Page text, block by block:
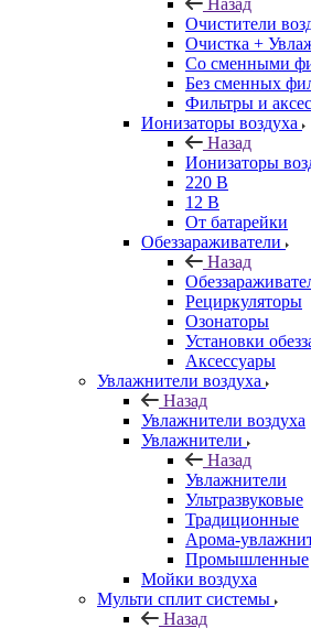
Назад
Очистители
Очистка +
Cо сменными
Без сменных
Фильтры и
Ионизаторы воздуха
Назад
Ионизаторы
220 В
12 В
От батарейки
Обеззараживатели
Назад
Рециркуляторы
Озонаторы
Установки
Аксессуары
Увлажнители воздуха
Назад
Увлажнители воздуха
Увлажнители
Назад
Увлажнители
Ультразвуковые
Традиционные
Арома-
Промышленные
Мойки воздуха
Мульти сплит системы
Назад